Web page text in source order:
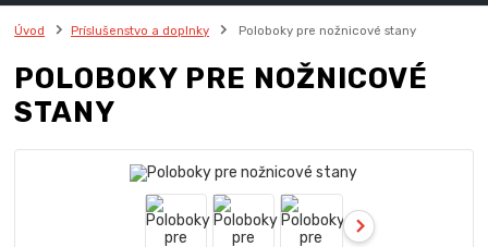
Úvod Príslušenstvo a doplnky Poloboky pre nožnicové stany
POLOBOKY PRE NOŽNICOVÉ
STANY